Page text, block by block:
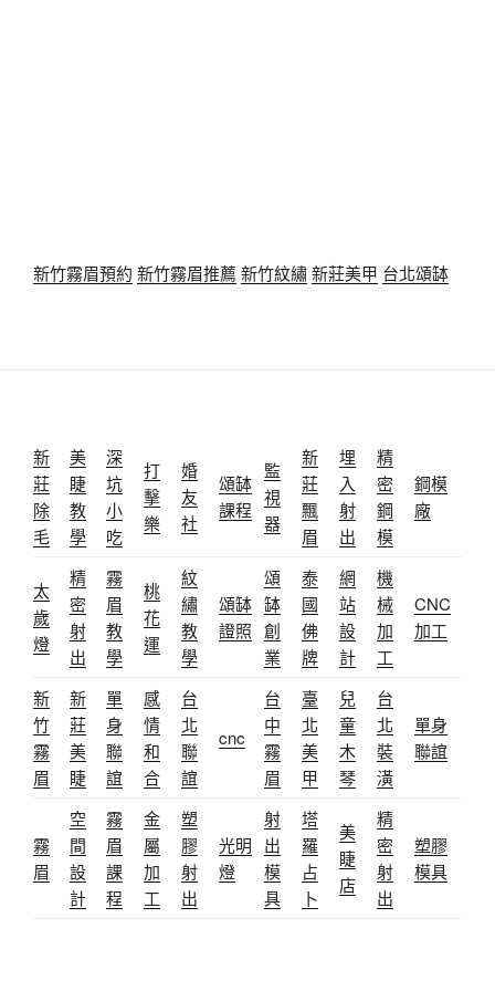
新竹霧眉預約 新竹霧眉推薦 新竹紋繡新莊美甲 台北頌缽
新
莊
除
毛
美
睫
教
學
深
坑
小
吃
打
擊
樂
婚
友
社
頌缽
課程
監
視
器
新
莊
飄
眉
埋
入
射
出
精
密
鋼
模
鋼模
廠
太
歲
燈
精
密
射
出
霧
眉
教
學
桃
花
運
紋
繡
教
學
頌缽
證照
頌
缽
創
業
泰
國
佛
牌
網
站
設
計
機
械
加
工
CNC
加工
新
竹
霧
眉
新
莊
美
睫
單
身
聯
誼
感
情
和
合
台
北
聯
誼
cnc
台
中
霧
眉
臺
北
美
甲
兒
童
木
琴
台
北
裝
潢
單身
聯誼
霧
眉
空
間
設
計
霧
眉
課
程
金
屬
加
工
塑
膠
射
出
光明
燈
射
出
模
具
塔
羅
占
卜
美
睫
店
精
密
射
出
塑膠
模具